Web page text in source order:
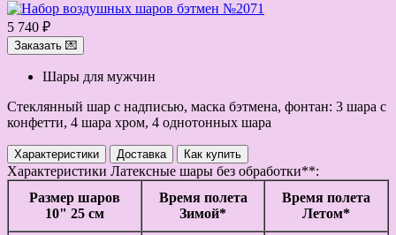
5 740 ₽
Заказать 💌
Шары для мужчин
Стеклянный шар с надписью, маска бэтмена, фонтан: 3 шара с
конфетти, 4 шара хром, 4 однотонных шара
Характеристики Доставка Как купить
Характеристики Латексные шары без обработки**:
Размер шаров
10" 25 см
Время полета
Зимой*
Время полета
Летом*